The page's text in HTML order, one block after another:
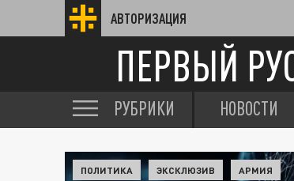
АВТОРИЗАЦИЯ
ПЕРВЫЙ
РУБРИКИ НОВОСТИ
ПОЛИТИКА ЭКСКЛЮЗИВ АРМИЯ